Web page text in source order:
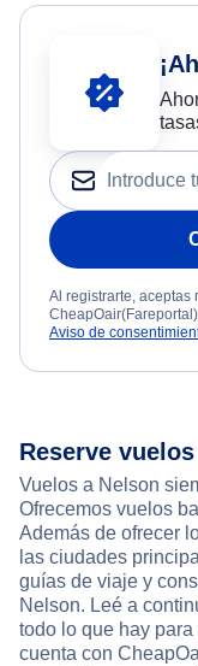
Al registrarte, aceptas
Aviso de
Reserve
Vuelos a Nelson
Ofrecemos vuelos
Además de ofrecer
las ciudades
guías de viaje y
Nelson. Leé a
todo lo que hay
cuenta con